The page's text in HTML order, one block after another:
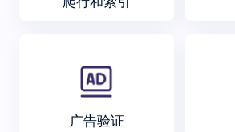
广告验证